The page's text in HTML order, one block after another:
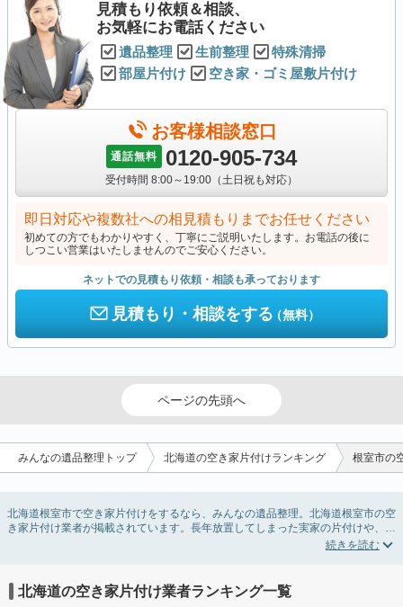
見積もり依頼＆相談、
お気軽にお電話ください
遺品整理 生前整理
特殊清掃
部屋片付け
空き家・ゴミ屋敷片付け
お客様相談窓口
通話無料 0120-905-734
受付時間 8:00～19:00（土日祝も対応）
即日対応や複数社への相見積もりまでお任せください
初めての方でもわかりやすく、丁寧にご説明いたします。お電話の後に
しつこい営業はいたしませんのでご安心ください。
ネットでの見積もり依頼・相談も承っております
見積もり・相談をする（無料）
ページの先頭へ
みんなの遺品整理トップ 北海道の空き家片付けランキング 根室市の
北海道根室市で空き家片付けをするなら、みんなの遺品整理。北海道根室市の空
き家片付け業者が掲載されています。長年放置してしまった実家の片付けや、相
続したが住む予定のない親の家の不用品の処分・回収・引き取りまで対応してい
してみましょう。
また家一軒まるごとの掃除方法・空家対策特別措置法の法改正に伴う空き家の片
北海道の空き家片付け業者ランキング一覧